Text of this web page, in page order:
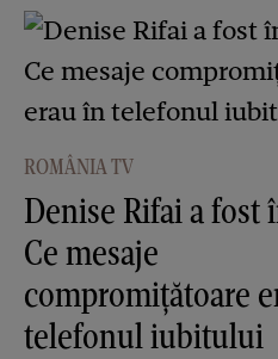
ROMÂNIA TV
Denise Rifai a fost
Ce mesaje
compromiţătoare
telefonul iubitului